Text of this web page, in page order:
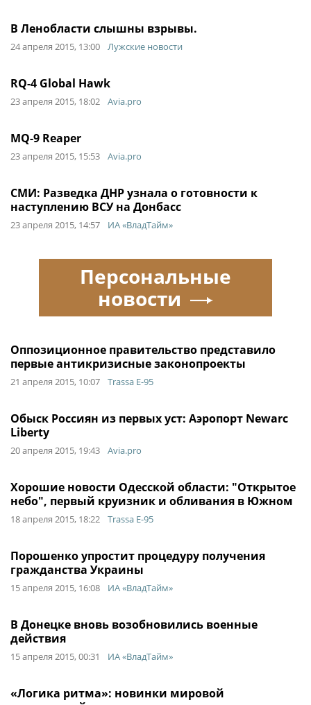
В Ленобласти слышны взрывы.
24 апреля 2015, 13:00 Лужские новости
RQ-4 Global Hawk
23 апреля 2015, 18:02 Avia.pro
MQ-9 Reaper
23 апреля 2015, 15:53 Avia.pro
СМИ: Разведка ДНР узнала о готовности к
наступлению ВСУ на Донбасс
23 апреля 2015, 14:57 ИА «ВладТайм»
Оппозиционное правительство представило
первые антикризисные законопроекты
21 апреля 2015, 10:07 Trassa E-95
Обыск Россиян из первых уст: Аэропорт Newarc
Liberty
20 апреля 2015, 19:43 Avia.pro
Хорошие новости Одесской области: "Открытое
небо", первый круизник и обливания в Южном
18 апреля 2015, 18:22 Trassa E-95
Порошенко упростит процедуру получения
гражданства Украины
15 апреля 2015, 16:08 ИА «ВладТайм»
В Донецке вновь возобновились военные
действия
15 апреля 2015, 00:31 ИА «ВладТайм»
«Логика ритма»: новинки мировой
Персональные
новости